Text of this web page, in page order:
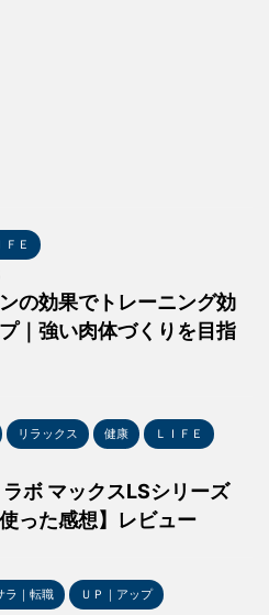
ＦＥ
の効果でトレーニング効
｜強い肉体づくりを目指
リラックス 健康 ＬＩＦＥ
ボ マックスLSシリーズ
使った感想】レビュー
ラ｜転職 ＵＰ｜アップ